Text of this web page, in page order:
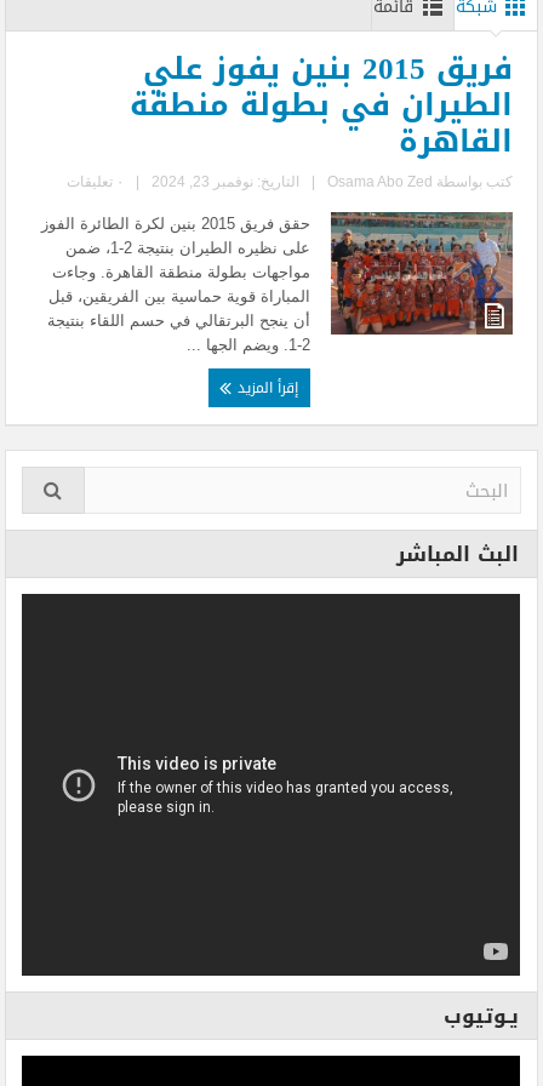
شبكة قائمة
فريق 2015 بنين يفوز علي
الطيران في بطولة منطقة
القاهرة
كتب بواسطة Osama Abo Zed التاريخ: نوفمبر 23, 2024 ٠ تعليقات
حقق فريق 2015 بنين لكرة الطائرة الفوز
على نظيره الطيران بنتيجة 2-1، ضمن
مواجهات بطولة منطقة القاهرة. وجاءت
المباراة قوية حماسية بين الفريقين، قبل
أن ينجح البرتقالي في حسم اللقاء بنتيجة
2-1. ويضم الجها ...
إقرأ المزيد
البث المباشر
يـوتيوب